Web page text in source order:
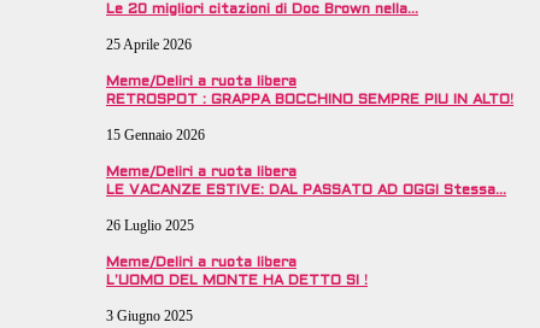
Le 20 migliori citazioni di Doc Brown nella…
25 Aprile 2026
Meme/Deliri a ruota libera
RETROSPOT : GRAPPA BOCCHINO SEMPRE PIU IN ALTO!
15 Gennaio 2026
Meme/Deliri a ruota libera
LE VACANZE ESTIVE: DAL PASSATO AD OGGI Stessa…
26 Luglio 2025
Meme/Deliri a ruota libera
L’UOMO DEL MONTE HA DETTO SI !
3 Giugno 2025